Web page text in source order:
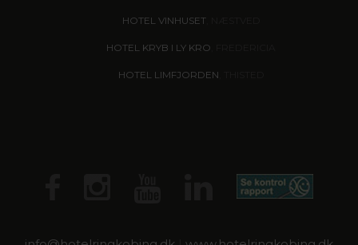
HOTEL VINHUSET, NÆSTVED
HOTEL KRYB I LY KRO
HOTEL LIMFJORDEN